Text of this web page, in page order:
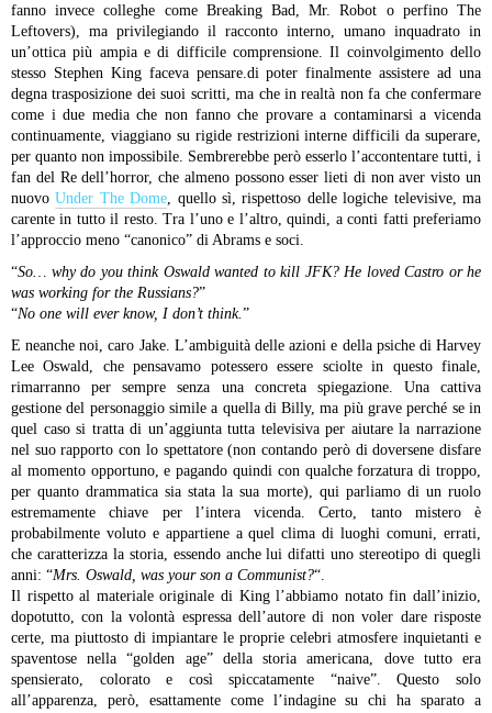
fanno invece colleghe come Breaking Bad, Mr. Robot o perfino The
Leftovers), ma privilegiando il racconto interno, umano inquadrato in
un’ottica più ampia e di difficile comprensione.
Il coinvolgimento dello
stesso Stephen King faceva pensare.di poter finalmente assistere ad una
degna trasposizione dei suoi scritti, ma che in realtà non fa che confermare
come i due media che non fanno che provare a contaminarsi a vicenda
continuamente, viaggiano su rigide restrizioni interne difficili da superare,
per quanto non impossibile. Sembrerebbe però esserlo l’accontentare tutti, i
fan del Re dell’horror, che almeno possono esser lieti di non aver visto un
nuovoUnder The Dome , quello sì, rispettoso delle logiche televisive, ma
carente in tutto il resto. Tra l’uno e l’altro, quindi, a conti fatti preferiamo
l’approccio meno “canonico” di Abrams e soci.
“So… why do you think Oswald wanted to kill JFK? He loved Castro or he
was working for the Russians?”
“No one will ever know, I don’t think. ”
E neanche noi, caro Jake. L’ambiguità delle azioni e della psiche di Harvey
Lee Oswald, che pensavamo potessero essere sciolte in questo finale,
rimarranno per sempre senza una concreta spiegazione. Una cattiva
gestione del personaggio simile a quella di Billy, ma più grave perché se in
quel caso si tratta di un’aggiunta tutta televisiva per aiutare la narrazione
nel suo rapporto con lo spettatore (non contando però di doversene disfare
al momento opportuno, e pagando quindi con qualche forzatura di troppo,
per quanto drammatica sia stata la sua morte), qui parliamo di un ruolo
estremamente chiave per l’intera vicenda. Certo, tanto mistero è
probabilmente voluto e appartiene a quel clima di luoghi comuni, errati,
che caratterizza la storia, essendo anche lui difatti uno stereotipo di quegli
anni: “Mrs. Oswald, was your son a Communist?“.
Il rispetto al materiale originale di King l’abbiamo notato fin dall’inizio,
dopotutto, con la volontà espressa dell’autore di non voler dare risposte
certe, ma piuttosto di impiantare le proprie celebri atmosfere inquietanti e
spaventose nella “golden age” della storia americana, dove tutto era
spensierato, colorato e così spiccatamente “naive”. Questo solo
all’apparenza, però, esattamente come l’indagine su chi ha sparato a